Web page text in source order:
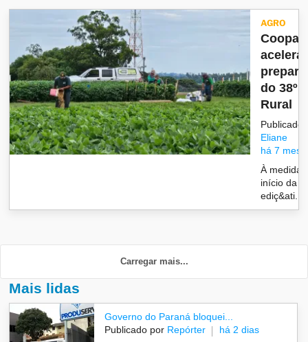
AGRO
acelera
do 38º
Rural
Publicado
Eliane
há 7
À medida
início da
ediç&ati...
Carregar mais...
Mais lidas
Governo do Paraná bloquei...
Publicado por Repórter há 2 dias